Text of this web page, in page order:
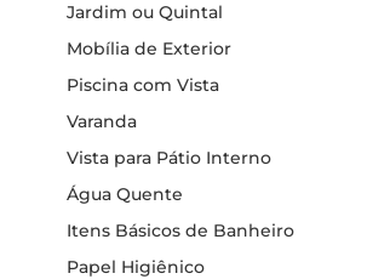
Jardim ou Quintal
Mobília de Exterior
Piscina com Vista
Varanda
Vista para Pátio Interno
Água Quente
Itens Básicos de Banheiro
Papel Higiênico